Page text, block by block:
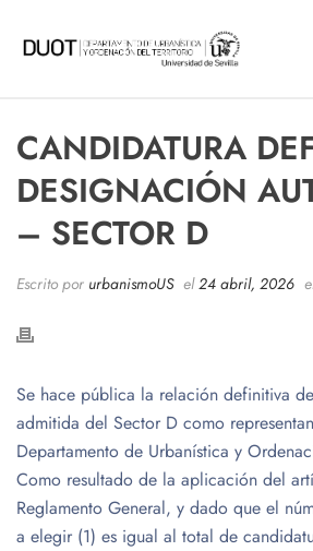
CANDIDATURA
DESIGNACIÓN
– SECTOR D
Escrito por urbanismoUS el24 abril, 2026
Se hace pública la relación definitiva
admitida del Sector D como
Departamento de Urbanística y
Como resultado de la aplicación del
Reglamento General, y dado que el
a elegir (1) es igual al total de